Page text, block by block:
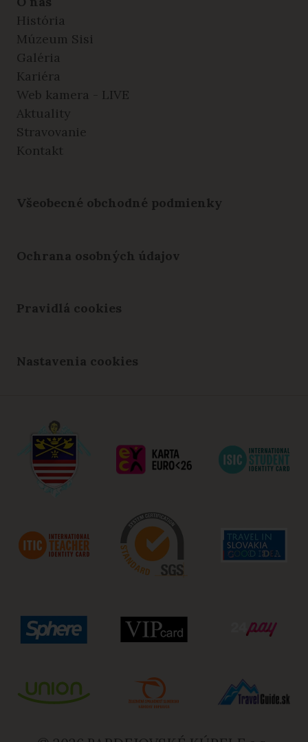
História
Múzeum Sisi
Galéria
Kariéra
Web kamera - LIVE
Aktuality
Stravovanie
Kontakt
Všeobecné obchodné podmienky
Ochrana osobných údajov
Pravidlá cookies
Nastavenia cookies